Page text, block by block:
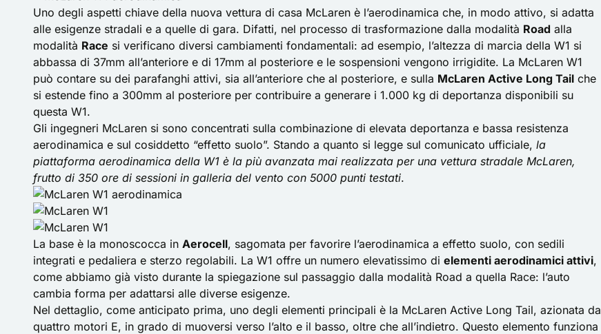
Uno degli aspetti chiave della nuova vettura di casa McLaren è l’aerodinamica che, in modo attivo, si adatta
alle esigenze stradali e a quelle di gara. Difatti, nel processo di trasformazione dalla modalità Road alla
modalità Race si verificano diversi cambiamenti fondamentali: ad esempio, l’altezza di marcia della W1 si
abbassa di 37mm all’anteriore e di 17mm al posteriore e le sospensioni vengono irrigidite. La McLaren W1
può contare su dei parafanghi attivi, sia all’anteriore che al posteriore, e sulla McLaren Active Long Tail che
si estende fino a 300mm al posteriore per contribuire a generare i 1.000 kg di deportanza disponibili su
questa W1.
Gli ingegneri McLaren si sono concentrati sulla combinazione di elevata deportanza e bassa resistenza
aerodinamica e sul cosiddetto “effetto suolo”. Stando a quanto si legge sul comunicato ufficiale, la
piattaforma aerodinamica della W1 è la più avanzata mai realizzata per una vettura stradale McLaren,
frutto di 350 ore di sessioni in galleria del vento con 5000 punti testati.
La base è la monoscocca in Aerocell, sagomata per favorire l’aerodinamica a effetto suolo, con sedili
integrati e pedaliera e sterzo regolabili. La W1 offre un numero elevatissimo di elementi aerodinamici attivi,
come abbiamo già visto durante la spiegazione sul passaggio dalla modalità Road a quella Race: l’auto
cambia forma per adattarsi alle diverse esigenze.
Nel dettaglio, come anticipato prima, uno degli elementi principali è la McLaren Active Long Tail, azionata da
quattro motori E, in grado di muoversi verso l’alto e il basso, oltre che all’indietro. Questo elemento funziona